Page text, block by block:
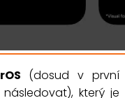
(dosud v první
který je